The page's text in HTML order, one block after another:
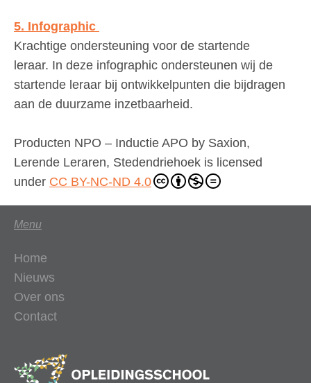
5. Infographic
Krachtige ondersteuning voor de startende
leraar. In deze infographic ondersteunen wij de
startende leraar bij ontwikkelpunten die bijdragen
aan de duurzame inzetbaarheid.
Producten NPO – Inductie APO by Saxion,
Lerende Leraren, Stedendriehoek is licensed
under CC BY-NC-ND 4.0
Menu
Home
Nieuws
Over ons
Contact